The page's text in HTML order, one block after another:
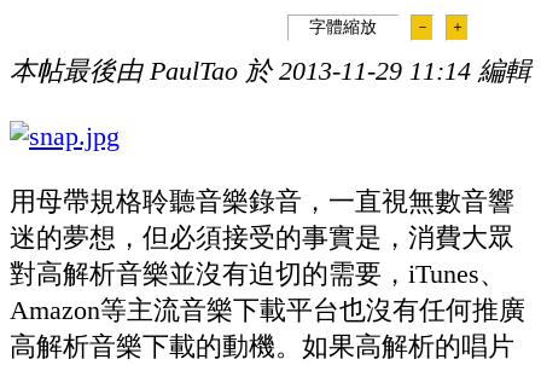
字體縮放 － ＋
本帖最後由 PaulTao 於 2013-11-29 11:14 編輯
用母帶規格聆聽音樂錄音，一直視無數音響
迷的夢想，但必須接受的事實是，消費大眾
對高解析音樂並沒有迫切的需要，iTunes、
Amazon等主流音樂下載平台也沒有任何推廣
高解析音樂下載的動機。如果高解析的唱片